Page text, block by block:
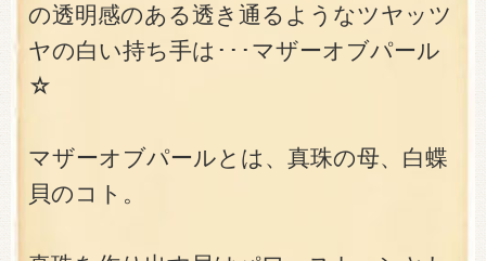
の透明感のある透き通るようなツヤッツ
ヤの白い持ち手は･･･マザーオブパール
☆
マザーオブパールとは、真珠の母、白蝶
貝のコト。